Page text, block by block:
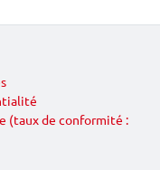
(taux de conformité :